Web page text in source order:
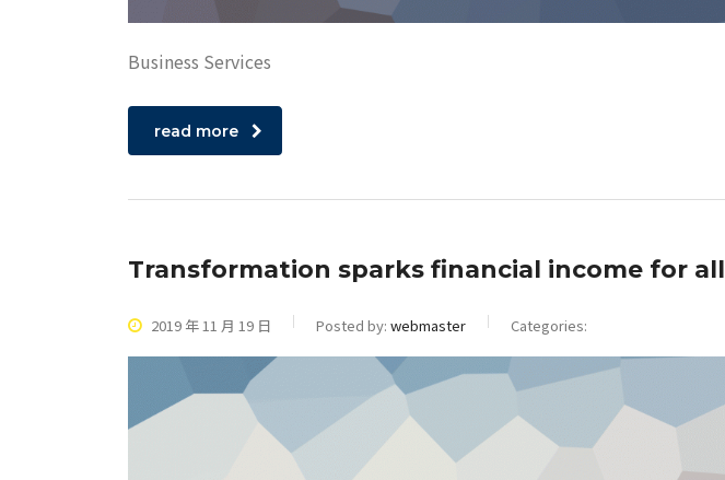
Business Services
read more
Transformation sparks financial income for all
2019 年 11 月 19 日 Posted by: webmaster Categories: